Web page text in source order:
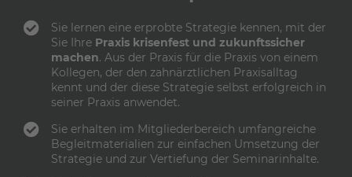
Sie lernen eine erprobte Strategie kennen, mit der
Sie Ihre Praxis krisenfest und zukunftssicher
machen. Aus der Praxis für die Praxis von einem
Kollegen, der den zahnärztlichen Praxisalltag
kennt und der diese Strategie selbst erfolgreich in
seiner Praxis anwendet.
Sie erhalten im Mitgliederbereich umfangreiche
Begleitmaterialien zur einfachen Umsetzung der
Strategie und zur Vertiefung der Seminarinhalte.